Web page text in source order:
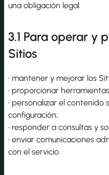
una obligación legal.
3.1 Para operar y
Sitios
• mantener y mejorar los
• proporcionar
• personalizar el contenido
configuración;
• responder a consultas y
• enviar comunicaciones
con el servicio.